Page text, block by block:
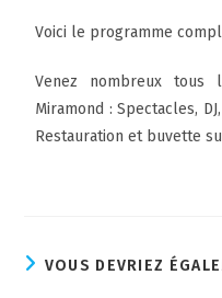
Voici le programme
Venez nombreux tous
Miramond : Spectacles,
Restauration et buvette
VOUS DEVRIEZ